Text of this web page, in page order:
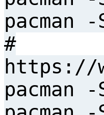
pacman
#
https://
pacman